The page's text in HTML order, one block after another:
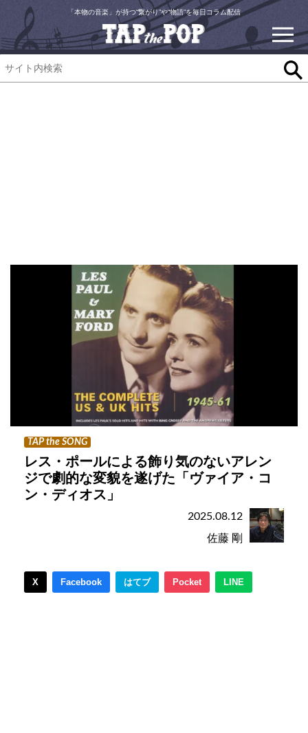
「本物の音楽」が持つ“繋がり”や“物語”を毎日コラム配信
TAP the SONG
レス・ポールによる飾り気のないアレン
ジで劇的な変貌を遂げた「ヴァイア・コ
ン・ディオス」
2025.08.12
佐藤 剛
X Facebook はてブ Pocket LINE